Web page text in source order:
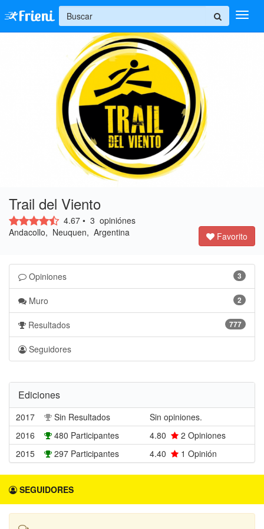
+
Trail del Viento
4.67 • 3 opiniónes
Andacollo, Neuquen, Argentina
Favorito
3
Opiniones
2
Muro
777
Resultados
Seguidores
Ediciones
2017 Sin Resultados
Sin opiniones.
2016
480 Participantes 4.80 2 Opiniones
2015
297 Participantes 4.40 1 Opinión
SEGUIDORES